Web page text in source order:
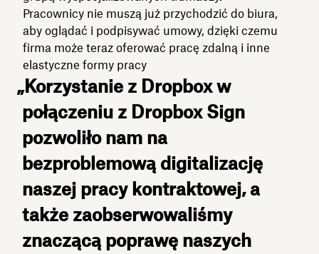
Pracownicy nie muszą już przychodzić do biura,
aby oglądać i podpisywać umowy, dzięki czemu
firma może teraz oferować pracę zdalną i inne
elastyczne formy pracy
„Korzystanie z Dropbox w
połączeniu z Dropbox Sign
pozwoliło nam na
bezproblemową digitalizację
naszej pracy kontraktowej, a
także zaobserwowaliśmy
znaczącą poprawę naszych